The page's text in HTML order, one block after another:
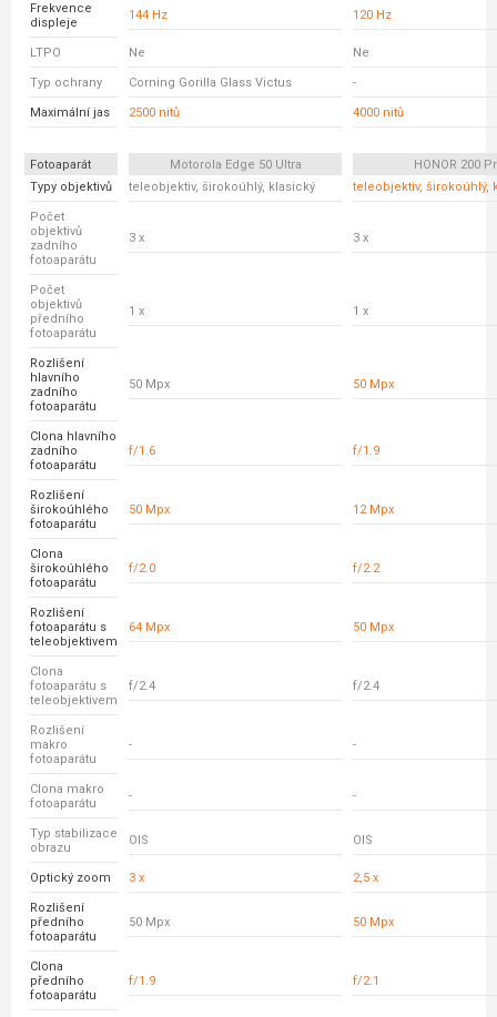
Frekvence
displeje
144 Hz 120 Hz
LTPO Ne Ne
Typ ochrany Corning Gorilla Glass Victus -
Maximální jas 2500 nitů 4000 nitů
Fotoaparát Motorola Edge 50 Ultra
HONOR 200
Typy objektivů
teleobjektiv, širokoúhlý, klasický teleobjektiv, širokoúhlý,
Počet
objektivů
zadního
fotoaparátu
3 x 3 x
Počet
objektivů
předního
fotoaparátu
1 x 1 x
Rozlišení
hlavního
zadního
fotoaparátu
50 Mpx 50 Mpx
Clona hlavního
zadního
fotoaparátu
f/1.6 f/1.9
Rozlišení
širokoúhlého
fotoaparátu
50 Mpx 12 Mpx
Clona
širokoúhlého
fotoaparátu
f/2.0 f/2.2
Rozlišení
fotoaparátu s
teleobjektivem
64 Mpx 50 Mpx
Clona
fotoaparátu s
teleobjektivem
f/2.4 f/2.4
Rozlišení
makro
fotoaparátu
- -
Clona makro
fotoaparátu
- -
Typ stabilizace
obrazu
OIS OIS
Optický zoom 3 x 2,5 x
Rozlišení
předního
fotoaparátu
50 Mpx 50 Mpx
Clona
předního
fotoaparátu
f/1.9 f/2.1